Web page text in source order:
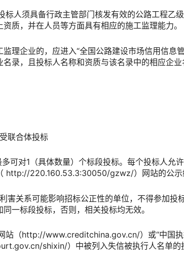
标人须具备行政主管部门核发有效的公路工程乙
资质，并在人员等方面具有相应的施工监理能力。
监理企业的，应进入“全国公路建设市场信用信
录，且投标人名称和资质与该名录中的相应企业
联合体投标
可对1（具体数量）个标段投标。每个投标人允
http://220.160.53.3:30050/gzwz/）网站的公示
害关系可能影响招标公正性的单位，不得参加投
一标段投标，否则，相关投标均无效。
站（http://www.creditchina.gov.cn/）或“中国
shixin/）中被列入失信被执行人名单的